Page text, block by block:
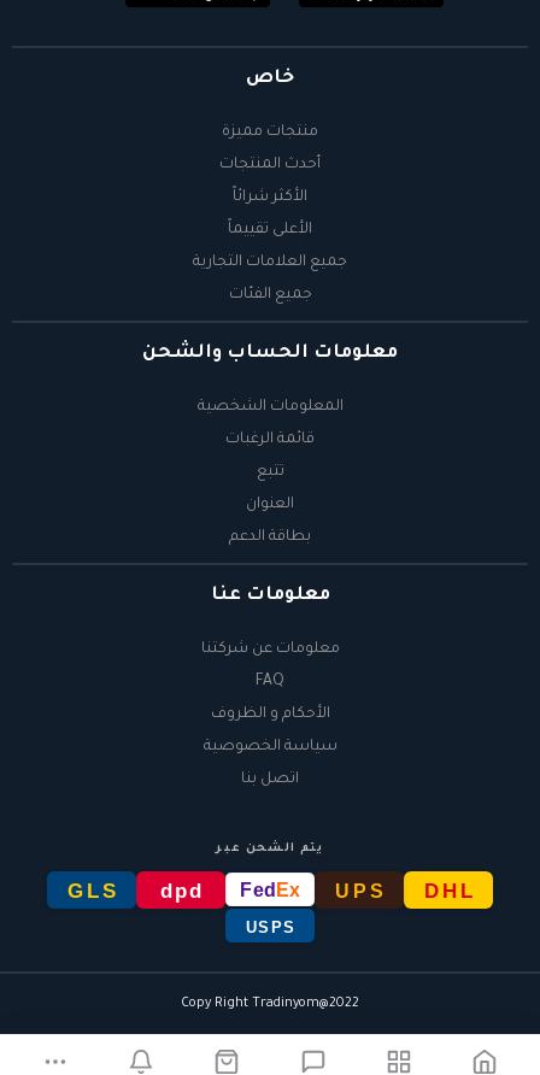
خاص
منتجات مميزة
أحدث المنتجات
الأكثر شرائاً
الأعلى تقييماً
جميع العلامات التجارية
جميع الفئات
معلومات الحساب والشحن
المعلومات الشخصية
قائمة الرغبات
تتبع
العنوان
بطاقة الدعم
معلومات عنا
معلومات عن شركتنا
FAQ
الأحكام و الظروف
سياسة الخصوصية
اتصل بنا
يتم الشحن عبر
DHL
UPS
Fed Ex
dpd
GLS
USPS
Copy Right Tradinyom@2022